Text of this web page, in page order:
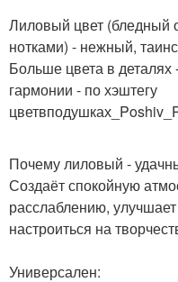
Лиловый цвет (бледный
нотками) - нежный,
Больше цвета в
гармонии - по хэштегу
Почему лиловый -
Создаёт спокойную
расслаблению,
настроиться на
Универсален: